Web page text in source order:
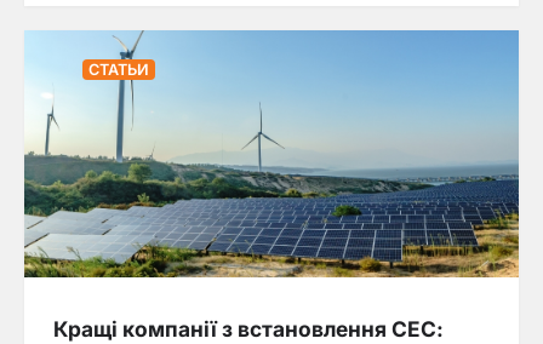
СТАТЬИ
Кращі компанії з встановлення СЕС: